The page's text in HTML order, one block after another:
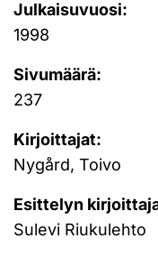
Julkaisuvuosi:
1998
Sivumäärä:
237
Kirjoittajat:
Nygård, Toivo
Esittelyn
Sulevi Riukulehto